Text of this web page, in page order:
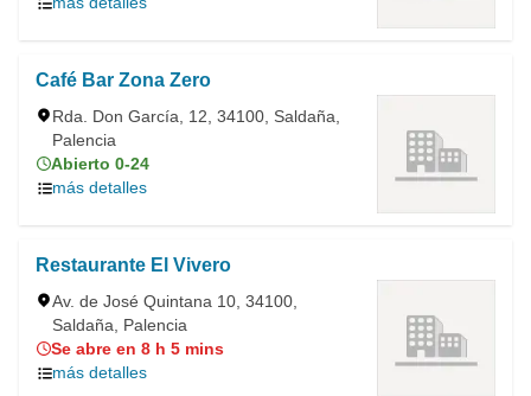
Café Bar Zona Zero
Rda. Don García, 12, 34100, Saldaña,
Palencia
Abierto 0-24
más detalles
Restaurante El Vivero
Av. de José Quintana 10, 34100,
Saldaña, Palencia
Se abre en 8 h 5 mins
más detalles